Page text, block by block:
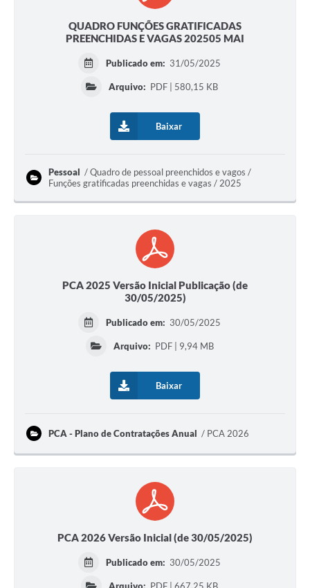
QUADRO FUNÇÕES GRATIFICADAS
PREENCHIDAS E VAGAS 202505 MAI
Publicado em: 31/05/2025
Arquivo: PDF | 580,15 KB
Baixar
Pessoal
Quadro de pessoal preenchidos e vagos /
Funções gratificadas preenchidas e vagas / 2025
PCA 2025 Versão Inicial Publicação (de
30/05/2025)
Publicado em: 30/05/2025
Arquivo: PDF | 9,94 MB
Baixar
PCA - Plano de Contratações Anual PCA 2026
PCA 2026 Versão Inicial (de 30/05/2025)
Publicado em: 30/05/2025